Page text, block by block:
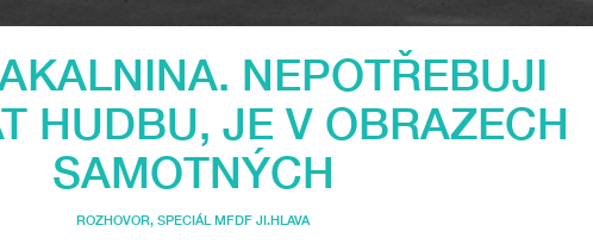
NEPOTŘEBUJI
HUDBU, JE V OBRAZECH
SAMOTNÝCH
ROZHOVOR, SPECIÁL MFDF JI.HLAVA